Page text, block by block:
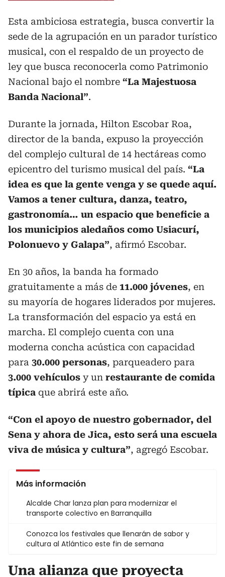
Esta ambiciosa estrategia, busca convertir la
sede de la agrupación en un parador turístico
musical, con el respaldo de un proyecto de
ley que busca reconocerla como Patrimonio
Nacional bajo el nombre “La Majestuosa
Banda Nacional”.
Durante la jornada, Hilton Escobar Roa,
director de la banda, expuso la proyección
del complejo cultural de 14 hectáreas como
epicentro del turismo musical del país. “La
idea es que la gente venga y se quede aquí.
Vamos a tener cultura, danza, teatro,
gastronomía… un espacio que beneficie a
los municipios aledaños como Usiacurí,
Polonuevo y Galapa”, afirmó Escobar.
En 30 años, la banda ha formado
gratuitamente a más de 11.000 jóvenes, en
su mayoría de hogares liderados por mujeres.
La transformación del espacio ya está en
marcha. El complejo cuenta con una
moderna concha acústica con capacidad
para 30.000 personas, parqueadero para
3.000 vehículos y un restaurante de comida
típica que abrirá este año.
“Con el apoyo de nuestro gobernador, del
Sena y ahora de Jica, esto será una escuela
viva de música y cultura”, agregó Escobar.
Más información
Alcalde Char lanza plan para modernizar el
transporte colectivo en Barranquilla
Conozca los festivales que llenarán de sabor y
cultura al Atlántico este fin de semana
Una alianza que proyecta